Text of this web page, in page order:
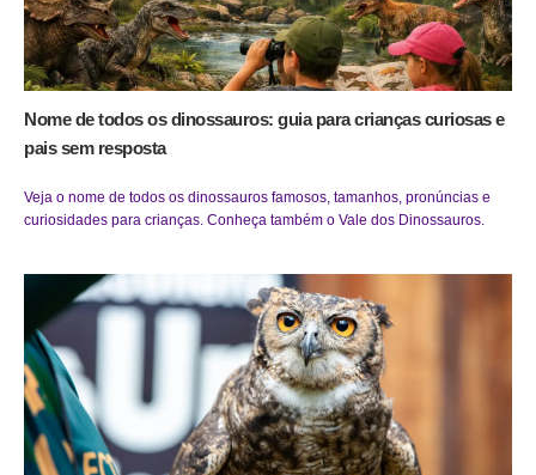
Nome de todos os dinossauros: guia para crianças curiosas e
pais sem resposta
Veja o nome de todos os dinossauros famosos, tamanhos, pronúncias e
curiosidades para crianças. Conheça também o Vale dos Dinossauros.